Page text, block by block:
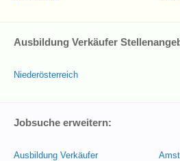
Ausbildung Verkäufer
Niederösterreich
Jobsuche erweitern:
Ausbildung Verkäufer